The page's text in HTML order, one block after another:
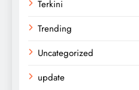
Terkini
Trending
Uncategorized
update